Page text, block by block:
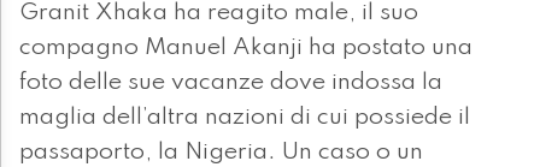
Granit Xhaka ha reagito male, il suo
compagno Manuel Akanji ha postato una
foto delle sue vacanze dove indossa la
maglia dell’altra nazioni di cui possiede il
passaporto, la Nigeria. Un caso o un